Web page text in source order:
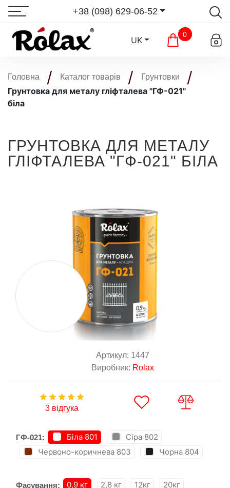
+38 (098) 629-06-52
UK
0
Головна Каталог товарів Грунтовки
Грунтовка для металу гліфталева "ГФ-021"
біла
ГРУНТОВКА ДЛЯ МЕТАЛУ
ГЛІФТАЛЕВА "ГФ-021" БІЛА
Артикул: 1447
Виробник: Rolax
3 відгука
ГФ-021: Біла 801
Сіра 802
Червоно-коричнева 803
Чорна 804
Фасування: 0,9 кг 2,8 кг 12кг 20кг